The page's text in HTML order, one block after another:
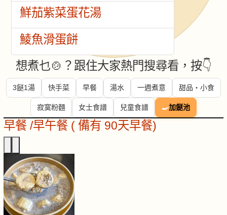
鮮茄紫菜蛋花湯
鯪魚滑蛋餅
想煮乜🍲？跟住大家熱門搜尋看，按👇
3餸1湯 快手菜 早餐 湯水 一週煮意 甜品・小食
寂寞粉麵 女士食譜 兒童食譜 🍳加餸池
早餐 /早午餐 ( 備有 90天早餐)